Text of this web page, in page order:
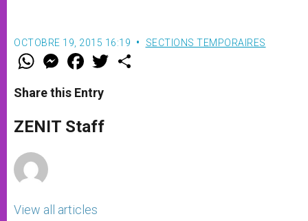
OCTOBRE 19, 2015 16:19 SECTIONS TEMPORAIRES
W
t
s
p
p
M
e
s
e
g
e
F
a
e
b
o
k
w
Share this Entry
ZENIT Staff
View all articles